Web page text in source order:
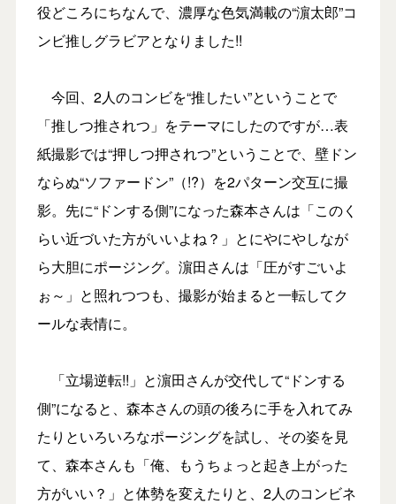
役どころにちなんで、濃厚な色気満載の“濵太郎”コ
ンビ推しグラビアとなりました!!
今回、2人のコンビを“推したい”ということで
「推しつ推されつ」をテーマにしたのですが…表
紙撮影では“押しつ押されつ”ということで、壁ドン
ならぬ“ソファードン”（!?）を2パターン交互に撮
影。先に“ドンする側”になった森本さんは「このく
らい近づいた方がいいよね？」とにやにやしなが
ら大胆にポージング。濵田さんは「圧がすごいよ
ぉ～」と照れつつも、撮影が始まると一転してク
ールな表情に。
「立場逆転!!」と濵田さんが交代して“ドンする
側”になると、森本さんの頭の後ろに手を入れてみ
たりといろいろなポージングを試し、その姿を見
て、森本さんも「俺、もうちょっと起き上がった
方がいい？」と体勢を変えたりと、2人のコンビネ